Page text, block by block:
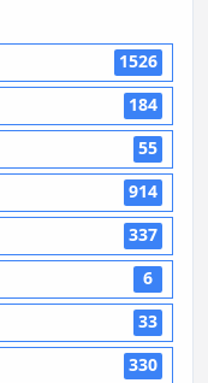
1526
184
55
914
337
6
33
330